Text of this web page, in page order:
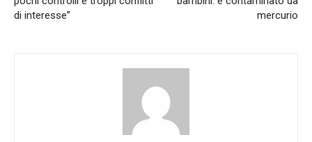
di interesse”
mercurio